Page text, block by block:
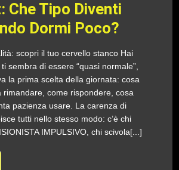
Che Tipo Diventi
Dormi Poco?
scopri il tuo cervello stanco Hai
sembra di essere “quasi normale”,
la prima scelta della giornata: cosa
rimandare, come rispondere, cosa
pazienza usare. La carenza di
tutti nello stesso modo: c’è chi
IMPULSIVO, chi scivola[...]